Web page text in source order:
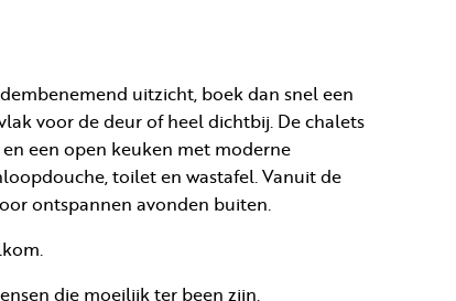
uitzicht, boek dan snel een
voor de deur of heel dichtbij. De chalets
een open keuken met moderne
toilet en wastafel. Vanuit de
ontspannen avonden buiten.
die moeilijk ter been zijn.